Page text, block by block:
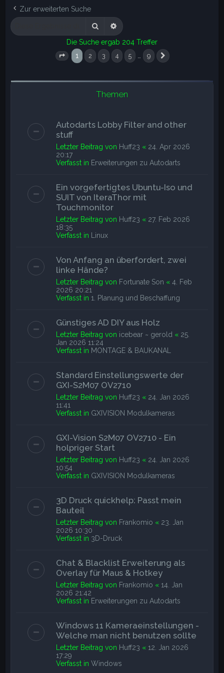
Zur erweiterten Suche
Suche Erweiterte Suche
Die Suche ergab 204 Treffer
Seite von 9
1 2 3 4 5 9
Themen
Autodarts Lobby Filter and other
stuff
Letzter Beitrag von Huff23 « 24. Apr 2026
20:17
Verfasst in Erweiterungen zu Autodarts
Ein vorgefertigtes Ubuntu-Iso und
SUIT von IteraThor mit
Touchmonitor
Letzter Beitrag von Huff23 « 27. Feb 2026
18:35
Verfasst in Linux
Von Anfang an überfordert, zwei
linke Hände?
Letzter Beitrag von Fortunate Son «4. Feb
2026 20:21
Verfasst in1. Planung und Beschaffung
Günstiges AD DIY aus Holz
Letzter Beitrag von icebear ~ gerold « 25.
Jan 2026 11:24
Verfasst in MONTAGE & BAUKANAL
Standard Einstellungswerte der
GXI-S2M07 OV2710
Letzter Beitrag von Huff23 « 24. Jan 2026
11:41
Verfasst in GXIVISION Modulkameras
GXI-Vision S2M07 OV2710 - Ein
holpriger Start
Letzter Beitrag von Huff23 « 24. Jan 2026
10:54
Verfasst in GXIVISION Modulkameras
3D Druck quickhelp: Passt mein
Bauteil
Letzter Beitrag von Frankomio « 23. Jan
2026 10:30
Verfasst in 3D-Druck
Chat & Blacklist Erweiterung als
Overlay für Maus & Hotkey
Letzter Beitrag von Frankomio «14. Jan
2026 21:42
Verfasst in Erweiterungen zu Autodarts
Windows 11 Kameraeinstellungen -
Welche man nicht benutzen sollte
Letzter Beitrag von Huff23 «12. Jan 2026
17:29
Verfasst inWindows